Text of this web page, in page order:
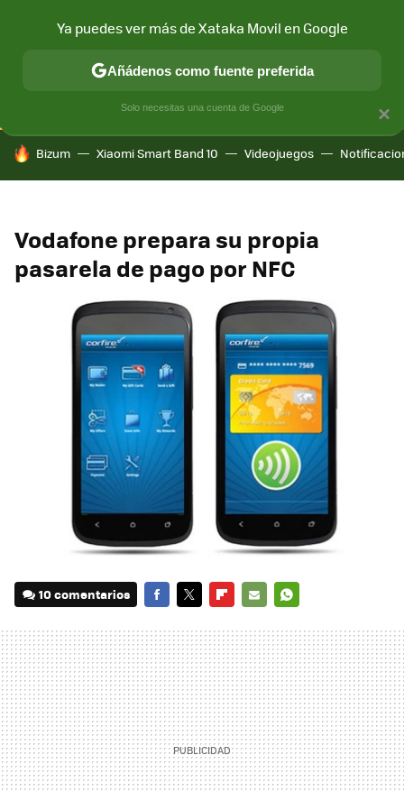
CONECTIVIDAD MÓVIL Y SOCIEDAD APLICACIONES
HOY SE HABLA DE
Bizum Xiaomi Smart Band 10 Videojuegos
Vodafone prepara su propia
pasarela de pago por NFC
10 comentarios
MAIL
×
Ya puedes ver más de Xataka Movil en Google
Añádenos como fuente preferida
Solo necesitas una cuenta de Google